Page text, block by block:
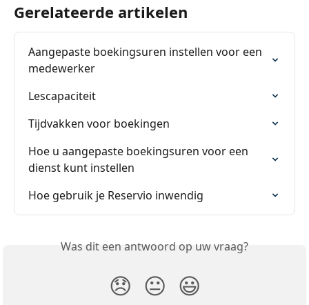
Gerelateerde artikelen
Aangepaste boekingsuren instellen voor een
medewerker
Lescapaciteit
Tijdvakken voor boekingen
Hoe u aangepaste boekingsuren voor een
dienst kunt instellen
Hoe gebruik je Reservio inwendig
Was dit een antwoord op uw vraag?
😞 😐 😃